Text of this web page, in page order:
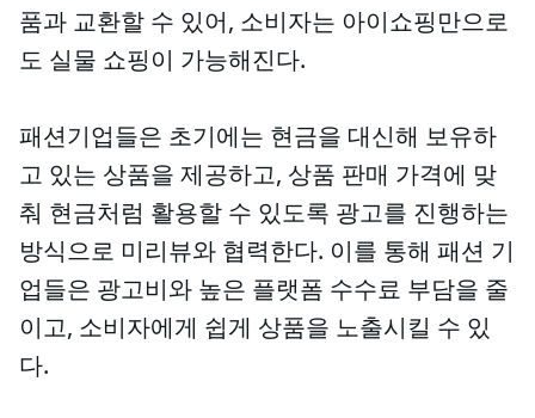
품과 교환할 수 있어, 소비자는 아이쇼핑만으로
도 실물 쇼핑이 가능해진다.
패션기업들은 초기에는 현금을 대신해 보유하
고 있는 상품을 제공하고, 상품 판매 가격에 맞
춰 현금처럼 활용할 수 있도록 광고를 진행하는
방식으로 미리뷰와 협력한다. 이를 통해 패션 기
업들은 광고비와 높은 플랫폼 수수료 부담을 줄
이고, 소비자에게 쉽게 상품을 노출시킬 수 있
다.